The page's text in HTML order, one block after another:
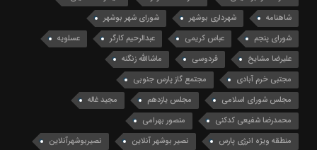
شاهنامه
شهرداری بوشهر
شورای شهر بوشهر
شورای پنجم
عباس کریمی عبدالرحیم کارگر
عسلویه
علیرضا مشایخ
فردوسی
ماشاالله زنگنه
مجتبی خرم آبادی
مجتمع گاز پارس جنوبی
مجلس شورای اسلامی
مجلس یازدهم
مجید غاله
محمدرضا شفیعی کدکنی
منصور بهرامی
منطقه ویژه انرژی پارس
نصیر بوشهر آنلاین نصیربوشهرآنلاین